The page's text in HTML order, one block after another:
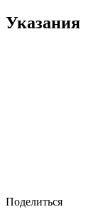
Указания
Поделиться